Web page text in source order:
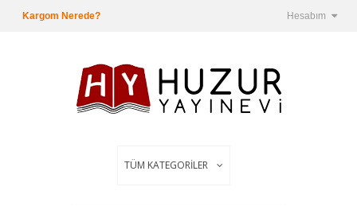
Hesabım
Kargom Nerede?